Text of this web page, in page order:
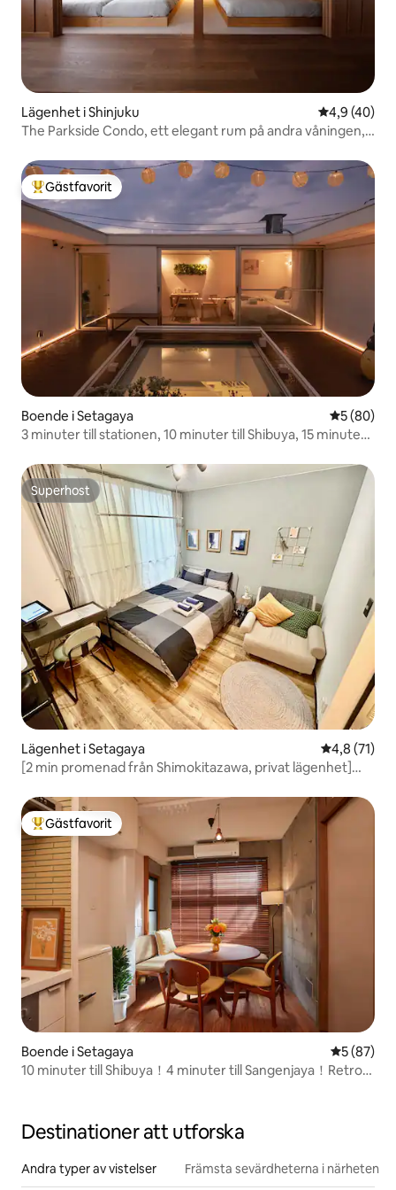
Lägenhet i Shinjuku 4,9 av 5 i
4,9 (40)
The Parkside Condo, ett elegant rum på andra våningen,
Populär gästfavorit
Gästfavorit
Boende i Setagaya 5 av 5 i
5 (80)
3 minuter till stationen, 10 minuter till Shibuya, 15 minuter
(2000 kvadratfot), 5 sovrum, 2 duschar
Superhost
Superhost
Lägenhet i Setagaya 4,8 av 5 i
4,8 (71)
[2 min promenad från Shimokitazawa, privat lägenhet]
Populär gästfavorit
Gästfavorit
Boende i Setagaya 5 av 5 i
5 (87)
10 minuter till Shibuya！4 minuter till Sangenjaya！Retro
Destinationer att utforska
Andra typer av vistelser Främsta sevärdheterna i närheten